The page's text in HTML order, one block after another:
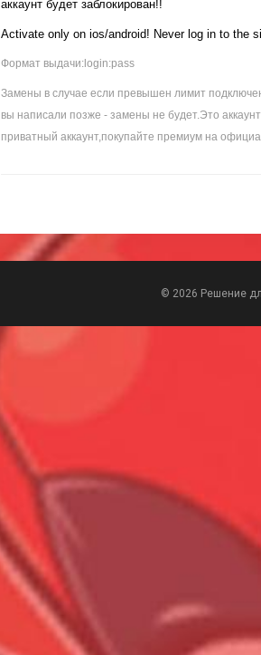
аккаунт будет заблокирован!!
Activate only on ios/android! Never log in to the
Формат выдачи:login:pass
Замены в случае если превышен лимит
вы написали позже - замены не будет.Это
приватный аккаунт,покупайте премиум на
© 2026 Решение
Всего позиций в корзине
Всего товара в корзине